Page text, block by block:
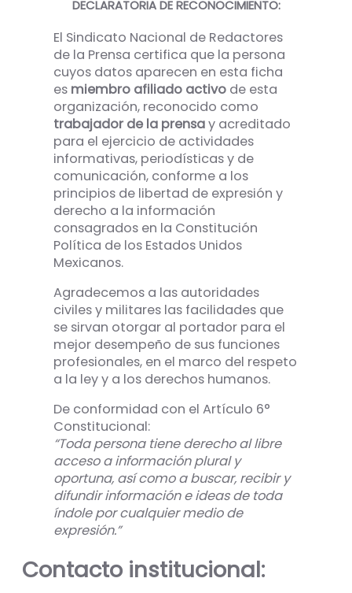
DECLARATORIA DE RECONOCIMIENTO:
El Sindicato Nacional de Redactores
de la Prensa certifica que la persona
cuyos datos aparecen en esta ficha
es miembro afiliado activo de esta
organización, reconocido como
trabajador de la prensay acreditado
para el ejercicio de actividades
informativas, periodísticas y de
comunicación, conforme a los
principios de libertad de expresión y
derecho a la información
consagrados en la Constitución
Política de los Estados Unidos
Mexicanos.
Agradecemos a las autoridades
civiles y militares las facilidades que
se sirvan otorgar al portador para el
mejor desempeño de sus funciones
profesionales, en el marco del respeto
a la ley y a los derechos humanos.
De conformidad con el Artículo 6°
Constitucional:
“Toda persona tiene derecho al libre
acceso a información plural y
oportuna, así como a buscar, recibir y
difundir información e ideas de toda
índole por cualquier medio de
expresión.”
Contacto institucional: